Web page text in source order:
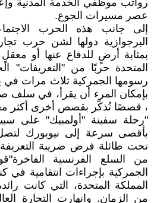
رواتب موظفي الخدمة المدنية
عصر مسيرات الجوع.
إلى جانب هذه الحرب
البرجوازية دولها لشن حرب
بمثابة أرضٍ للدفاع عنها أو
المتحدة حربًا من "التعريفات"
بإمكان المرء أن يقرأ، في سلف
، قصصًا تُذكّر بقصص أخرى أكثر
"رحلة سفينة "أولمبيك" على
بأقصى سرعة إلى نيويورك
تحت طائلة فرض ضريبة
من السلع الفرنسية
الجمركية بإجراءات انتقامية
المملكة المتحدة، التي كانت